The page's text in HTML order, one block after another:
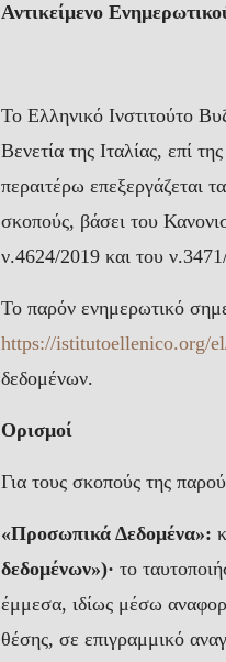
Αντικείμενο
Το Ελληνικό Ινστιτούτο
Βενετία της Ιταλίας, επί
περαιτέρω επεξεργάζεται
σκοπούς, βάσει του
ν.4624/2019 και του
Το παρόν ενημερωτικό
https://istitutoellenico.org/
δεδομένων.
Ορισμοί
Για τους σκοπούς της
«Προσωπικά Δεδομένα»:
δεδομένων»)· το
έμμεσα, ιδίως μέσω
θέσης, σε επιγραμμικό